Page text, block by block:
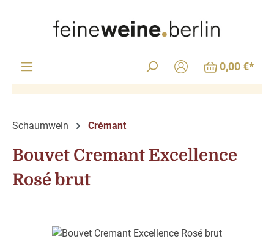
0,00 €*
Schaumwein Crémant
Bouvet Cremant Excellence
Rosé brut
Bildergalerie überspringen